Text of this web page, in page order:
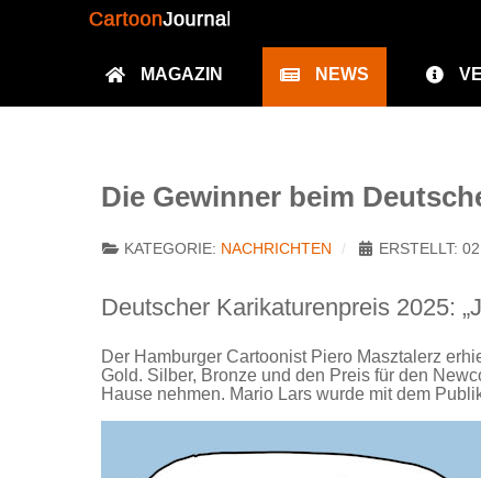
MAGAZIN NEWS
Die Gewinner beim
KATEGORIE: NACHRICHTEN ERSTELLT:
Deutscher Karikaturenpreis 2025:
Der Hamburger Cartoonist Piero Masztalerz
Gold. Silber, Bronze und den Preis für den
Hause nehmen. Mario Lars wurde mit dem